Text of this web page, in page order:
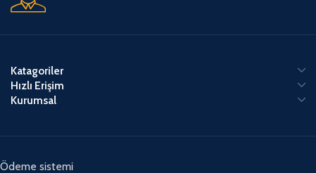
Katagoriler
Hızlı Erişim
Kurumsal
Ödeme sistemi